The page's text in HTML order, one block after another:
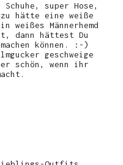
super Hose,
hätte eine weiße
weißes Männerhemd
dann hättest Du
können. :-)
geschweige
schön, wenn ihr